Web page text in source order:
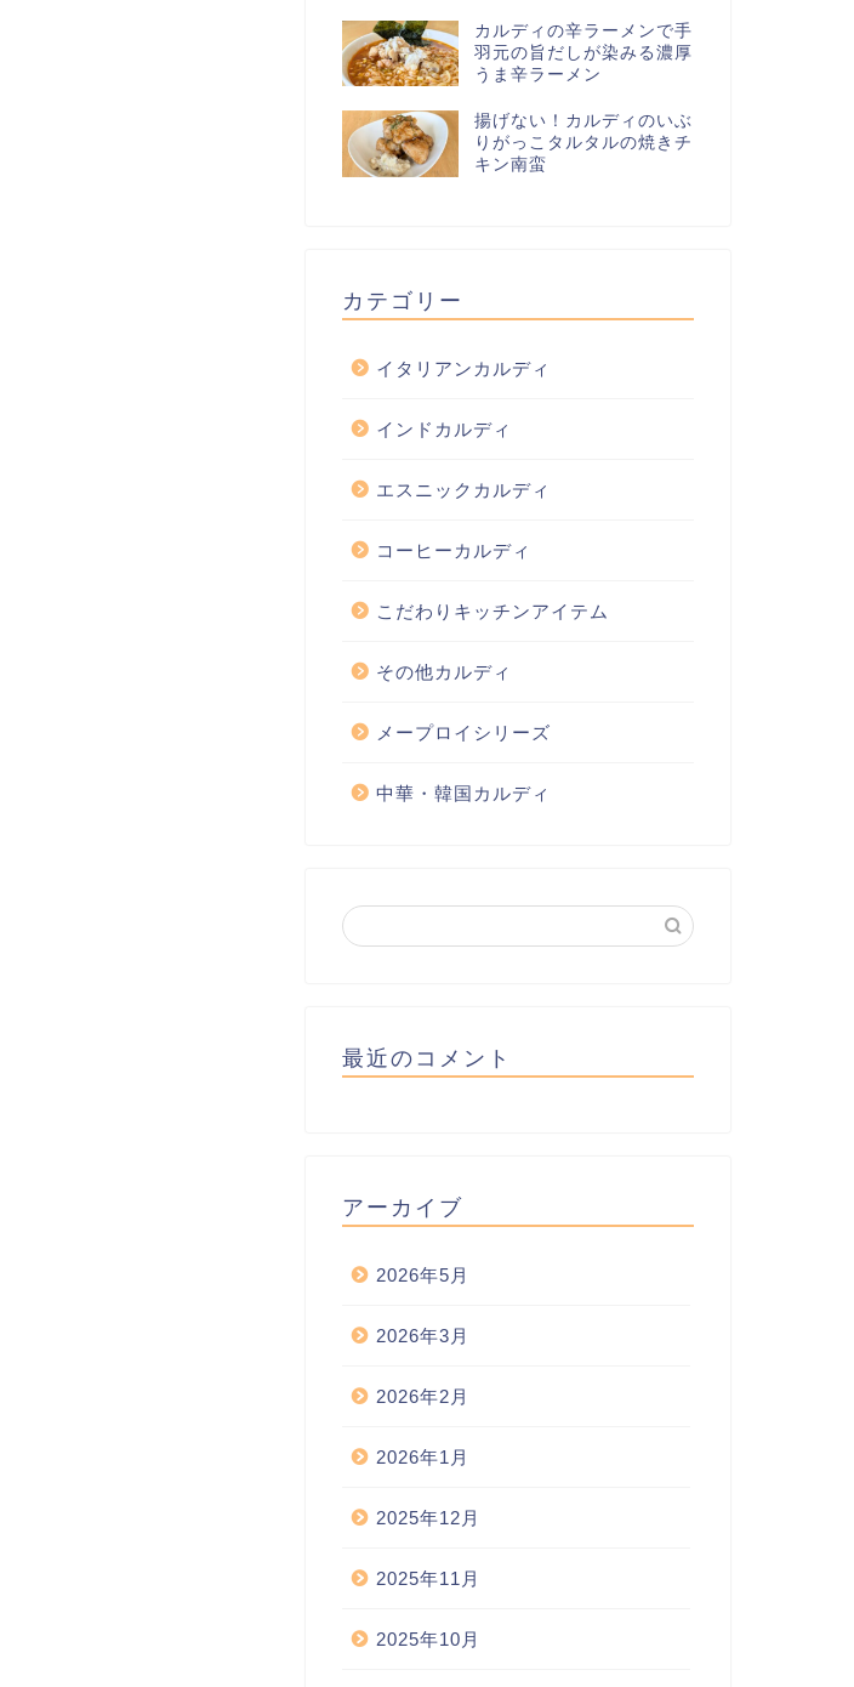
カルディの辛ラーメンで手
羽元の旨だしが染みる濃厚
うま辛ラーメン
揚げない！カルディのいぶ
りがっこタルタルの焼きチ
キン南蛮
カテゴリー
イタリアンカルディ
インドカルディ
エスニックカルディ
コーヒーカルディ
こだわりキッチンアイテム
その他カルディ
メープロイシリーズ
中華・韓国カルディ
最近のコメント
アーカイブ
2026年5月
2026年3月
2026年2月
2026年1月
2025年12月
2025年11月
2025年10月